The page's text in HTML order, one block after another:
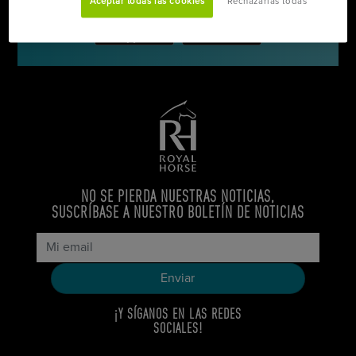
NO SE PIERDA NUESTRAS NOTICIAS,
SUSCRÍBASE A NUESTRO BOLETÍN DE NOTICIAS
¡Y SÍGANOS EN LAS REDES
SOCIALES!